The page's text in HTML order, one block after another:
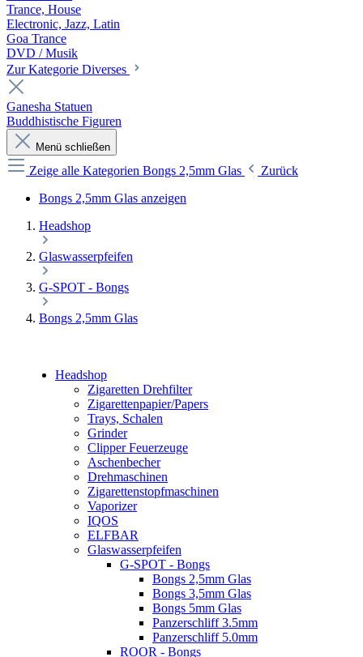
Trance, House
Electronic, Jazz, Latin
Goa Trance
DVD / Musik
Zur Kategorie Diverses
Ganesha Statuen
Buddhistische Figuren
Menü schließen
Zeige alle Kategorien Bongs 2,5mm Glas
Zurück
Bongs 2,5mm Glas anzeigen
Headshop
Glaswasserpfeifen
G-SPOT - Bongs
Bongs 2,5mm Glas
Headshop
Zigaretten Drehfilter
Zigarettenpapier/Papers
Trays, Schalen
Grinder
Clipper Feuerzeuge
Aschenbecher
Drehmaschinen
Zigarettenstopfmaschinen
Vaporizer
IQOS
ELFBAR
Glaswasserpfeifen
G-SPOT - Bongs
Bongs 2,5mm Glas
Bongs 3,5mm Glas
Bongs 5mm Glas
Panzerschliff 3.5mm
Panzerschliff 5.0mm
ROOR - Bongs